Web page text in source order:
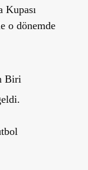
o dönemde
Biri